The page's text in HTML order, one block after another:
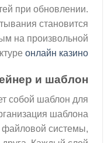
при обновлении.
становится
на произвольной
онлайн казино
и шаблон
собой шаблон для
шаблона
файловой системы,